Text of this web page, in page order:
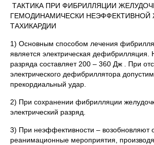
ТАКТИКА ПРИ ФИБРИЛЛЯЦИИ
ГЕМОДИНАМИЧЕСКИ НЕЭФФЕКТИВНОЙ
ТАХИКАРДИИ
1) Основным способом лечения
является электрическая дефибрилляция.
разряда составляет 200 – 360 Дж . При
электрического дефибриллятора
прекордиальный удар.
2) При сохранении фибрилляции
электрический разряд.
3) При неэффективности – возобновляют
реанимационные мероприятия,